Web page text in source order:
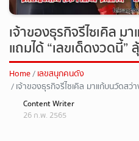
เลขสนุกคนดัง
เลขสนุกความเชื่อ
หวยสด
ถ่ายทอดสดหวยรัฐบาล
เจ้าของธุรกิจรีไซเคิล
แถมได้ “เลขเด็ดงวดนี้”
Home เลขสนุกคนดัง
เจ้าของธุรกิจรีไซเคิล มาแก้บนวัดส
ได้ "เลขเด็ดงวดนี้" ลุ้นโชคด้วย
Content Writer
26 ก.พ. 2565